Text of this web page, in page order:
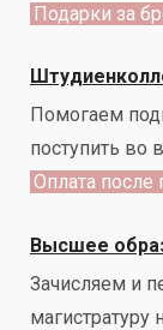
Подарки за
Помогаем
поступить во
Оплата после
Высшее
Зачисляем и